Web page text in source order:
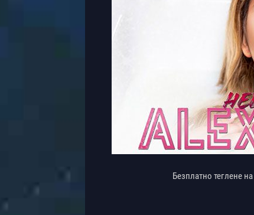
Безплатно теглене на